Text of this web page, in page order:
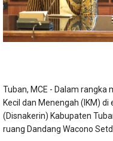
Tuban, MCE - Dalam
Kecil dan Menengah (IKM)
(Disnakerin) Kabupaten
ruang Dandang Wacono